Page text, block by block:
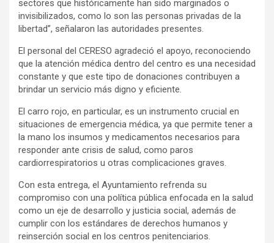
sectores que históricamente han sido marginados o
invisibilizados, como lo son las personas privadas de la
libertad”, señalaron las autoridades presentes.
El personal del CERESO agradeció el apoyo, reconociendo
que la atención médica dentro del centro es una necesidad
constante y que este tipo de donaciones contribuyen a
brindar un servicio más digno y eficiente.
El carro rojo, en particular, es un instrumento crucial en
situaciones de emergencia médica, ya que permite tener a
la mano los insumos y medicamentos necesarios para
responder ante crisis de salud, como paros
cardiorrespiratorios u otras complicaciones graves.
Con esta entrega, el Ayuntamiento refrenda su
compromiso con una política pública enfocada en la salud
como un eje de desarrollo y justicia social, además de
cumplir con los estándares de derechos humanos y
reinserción social en los centros penitenciarios.